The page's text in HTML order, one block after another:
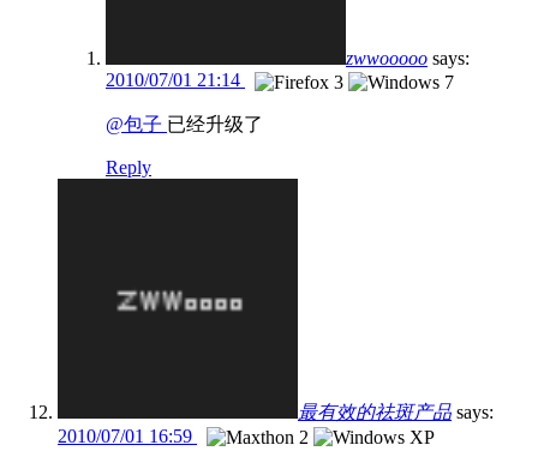
zwwooooo says:
2010/07/01 21:14
@包子 已经升级了
Reply
最有效的祛斑产品 says:
2010/07/01 16:59